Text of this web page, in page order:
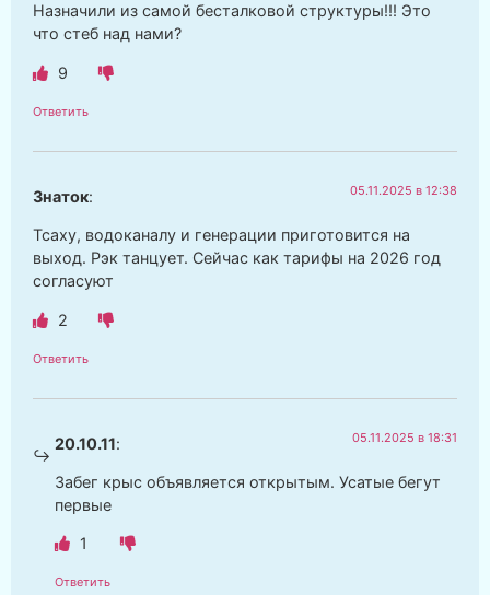
Назначили из самой бесталковой структуры!!! Это
что стеб над нами?
9
Ответить
Знаток: 05.11.2025 в 12:38
Тсаху, водоканалу и генерации приготовится на
выход. Рэк танцует. Сейчас как тарифы на 2026 год
согласуют
2
Ответить
20.10.11: 05.11.2025 в 18:31
Забег крыс объявляется открытым. Усатые бегут
первые
1
Ответить